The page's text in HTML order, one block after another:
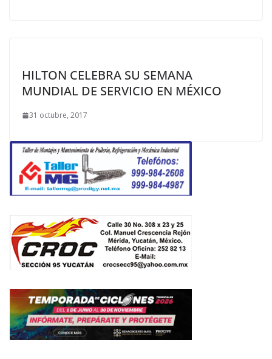
HILTON CELEBRA SU SEMANA
MUNDIAL DE SERVICIO EN MÉXICO
31 octubre, 2017